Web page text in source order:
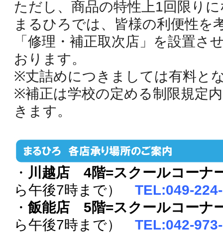
ただし、商品の特性上1回限り
まるひろでは、皆様の利便性を
「修理・補正取次店」を設置さ
おります。
※丈詰めにつきましては有料と
※補正は学校の定める制限規定
きます。
・ 川越店 4階=スクールコーナ
ら午後7時まで）TEL:049-
・飯能店 5階=スクールコーナ
ら午後7時まで）TEL:042-